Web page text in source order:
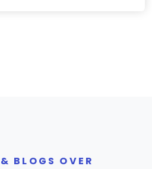
BLOGS OVER